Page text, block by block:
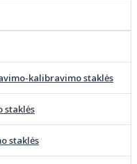
kalibravimo staklės
staklės
staklės